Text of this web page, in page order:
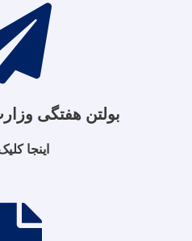
بولتن هفتگی
اینجا